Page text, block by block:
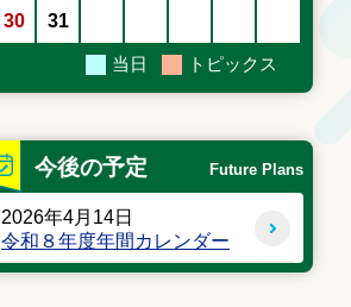
30 31
当日 トピックス
今後の予定 Future Plans
2026年4月14日
令和８年度年間カレンダー